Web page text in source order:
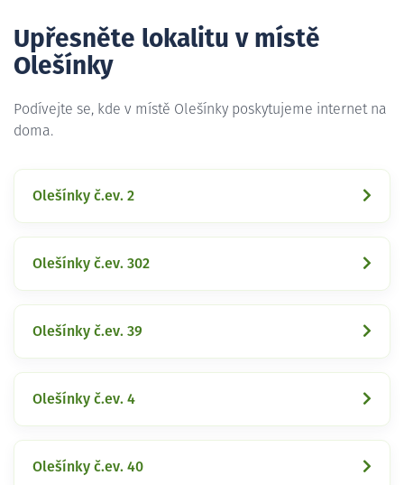
Upřesněte lokalitu v místě
Olešínky
Podívejte se, kde v místě Olešínky poskytujeme internet na
doma.
Olešínky č.ev. 2
Olešínky č.ev. 302
Olešínky č.ev. 39
Olešínky č.ev. 4
Olešínky č.ev. 40